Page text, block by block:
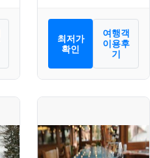
최저가
확인
여행객
이용후
기